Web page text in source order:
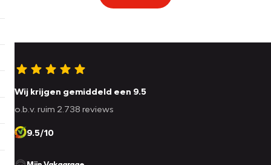
Wij krijgen gemiddeld een 9.5
o.b.v. ruim 2.738 reviews
9.5/10